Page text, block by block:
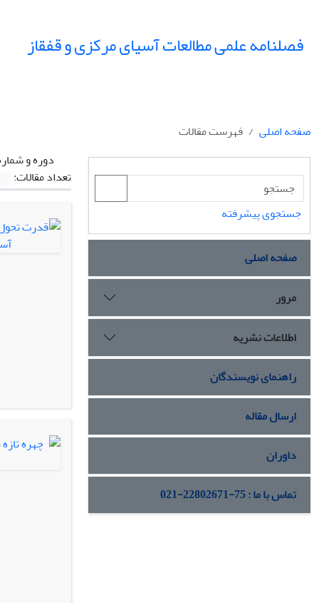
فصلنامه علمی مطالعات آسیای مرکزی و قفقاز
صفحه اصلی
فهرست مقالات
دوره و
تعداد مقالات:
جستجوی پیشرفته
صفحه اصلی
مرور
اطلاعات نشریه
راهنمای نویسندگان
ارسال مقاله
داوران
تماس با ما : 75-22802671-021